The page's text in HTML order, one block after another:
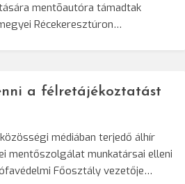
mentõautóra támadtak
Récekeresztúron…
a félretájékoztatást
médiában terjedő álhír
mentőszolgálat munkatársai elleni
Főosztály vezetője…